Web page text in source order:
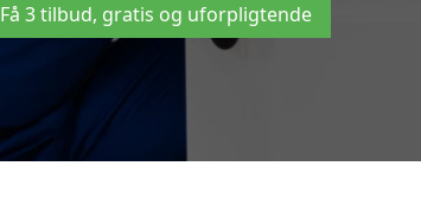
Få 3 tilbud, gratis og uforpligtende